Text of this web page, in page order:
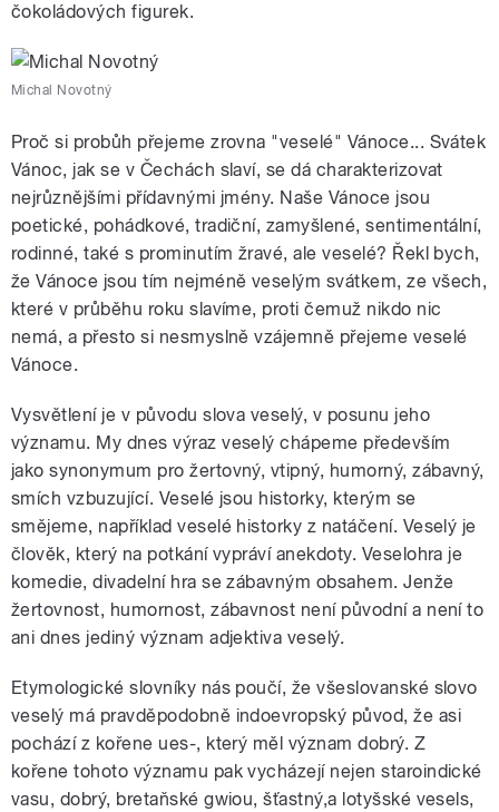
čokoládových figurek.
Michal Novotný
Proč si probůh přejeme zrovna "veselé" Vánoce... Svátek
Vánoc, jak se v Čechách slaví, se dá charakterizovat
nejrůznějšími přídavnými jmény. Naše Vánoce jsou
poetické, pohádkové, tradiční, zamyšlené, sentimentální,
rodinné, také s prominutím žravé, ale veselé? Řekl bych,
že Vánoce jsou tím nejméně veselým svátkem, ze všech,
které v průběhu roku slavíme, proti čemuž nikdo nic
nemá, a přesto si nesmyslně vzájemně přejeme veselé
Vánoce.
Vysvětlení je v původu slova veselý, v posunu jeho
významu. My dnes výraz veselý chápeme především
jako synonymum pro žertovný, vtipný, humorný, zábavný,
smích vzbuzující. Veselé jsou historky, kterým se
smějeme, například veselé historky z natáčení. Veselý je
člověk, který na potkání vypráví anekdoty. Veselohra je
komedie, divadelní hra se zábavným obsahem. Jenže
žertovnost, humornost, zábavnost není původní a není to
ani dnes jediný význam adjektiva veselý.
Etymologické slovníky nás poučí, že všeslovanské slovo
veselý má pravděpodobně indoevropský původ, že asi
pochází z kořene ues-, který měl význam dobrý. Z
kořene tohoto významu pak vycházejí nejen staroindické
vasu, dobrý, bretaňské gwiou, šťastný,a lotyšské vesels,